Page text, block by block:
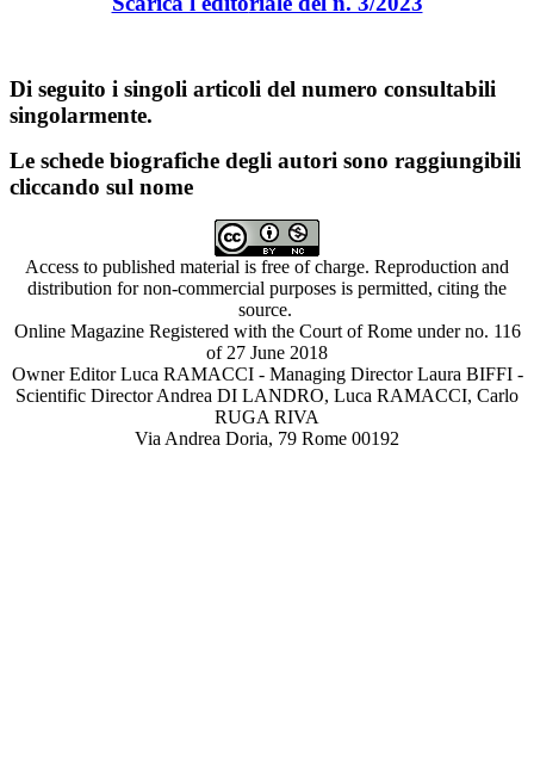
Di seguito i singoli articoli del numero consultabili
singolarmente.
Le schede biografiche degli autori sono raggiungibili
cliccando sul nome
Access to published material is free of charge. Reproduction and
distribution for non-commercial purposes is permitted, citing the
source.
Online Magazine Registered with the Court of Rome under no. 116
of 27 June 2018
Owner Editor Luca RAMACCI - Managing Director Laura BIFFI -
Scientific Director Andrea DI LANDRO, Luca RAMACCI, Carlo
RUGA RIVA
Via Andrea Doria, 79 Rome 00192